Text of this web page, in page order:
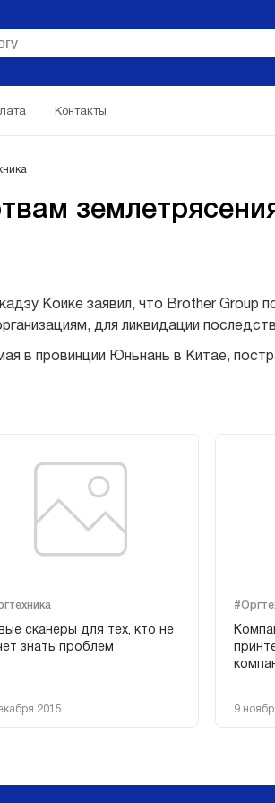
Контакты
Коике заявил, что Brother Group
для ликвидации
в провинции Юньнань в Китае,
сканеры для тех, кто не
знать проблем
2015 9